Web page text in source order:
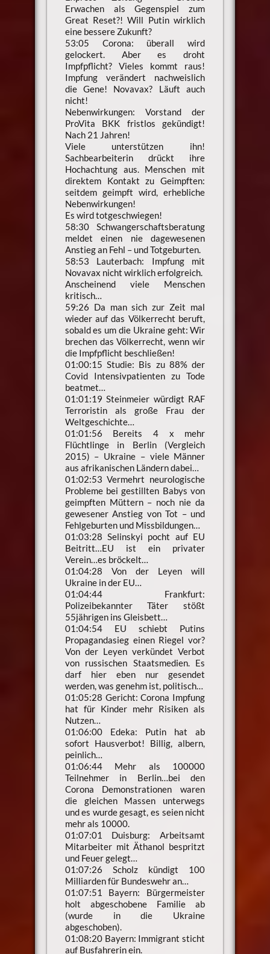
Erwachen als Gegenspiel zum
Great Reset?! Will Putin wirklich
eine bessere Zukunft?
53:05 Corona: überall wird
gelockert. Aber es droht
Impfpflicht? Vieles kommt raus!
Impfung verändert nachweislich
die Gene! Novavax? Läuft auch
nicht!
Nebenwirkungen: Vorstand der
ProVita BKK fristlos gekündigt!
Nach 21 Jahren!
Viele unterstützen ihn!
Sachbearbeiterin drückt ihre
Hochachtung aus. Menschen mit
direktem Kontakt zu Geimpften:
seitdem geimpft wird, erhebliche
Nebenwirkungen!
Es wird totgeschwiegen!
58:30 Schwangerschaftsberatung
meldet einen nie dagewesenen
Anstieg an Fehl – und Totgeburten.
58:53 Lauterbach: Impfung mit
Novavax nicht wirklich erfolgreich.
Anscheinend viele Menschen
kritisch…
59:26 Da man sich zur Zeit mal
wieder auf das Völkerrecht beruft,
sobald es um die Ukraine geht: Wir
brechen das Völkerrecht, wenn wir
die Impfpflicht beschließen!
01:00:15 Studie: Bis zu 88% der
Covid Intensivpatienten zu Tode
beatmet…
01:01:19 Steinmeier würdigt RAF
Terroristin als große Frau der
Weltgeschichte…
01:01:56 Bereits 4 x mehr
Flüchtlinge in Berlin (Vergleich
2015) – Ukraine – viele Männer
aus afrikanischen Ländern dabei…
01:02:53 Vermehrt neurologische
Probleme bei gestillten Babys von
geimpften Müttern – noch nie da
gewesener Anstieg von Tot – und
Fehlgeburten und Missbildungen…
01:03:28 Selinskyi pocht auf EU
Beitritt…EU ist ein privater
Verein…es bröckelt…
01:04:28 Von der Leyen will
Ukraine in der EU…
01:04:44 Frankfurt:
Polizeibekannter Täter stößt
55jährigen ins Gleisbett…
01:04:54 EU schiebt Putins
Propagandasieg einen Riegel vor?
Von der Leyen verkündet Verbot
von russischen Staatsmedien. Es
darf hier eben nur gesendet
werden, was genehm ist, politisch…
01:05:28 Gericht: Corona Impfung
hat für Kinder mehr Risiken als
Nutzen…
01:06:00 Edeka: Putin hat ab
sofort Hausverbot! Billig, albern,
peinlich…
01:06:44 Mehr als 100000
Teilnehmer in Berlin…bei den
Corona Demonstrationen waren
die gleichen Massen unterwegs
und es wurde gesagt, es seien nicht
mehr als 10000.
01:07:01 Duisburg: Arbeitsamt
Mitarbeiter mit Äthanol bespritzt
und Feuer gelegt…
01:07:26 Scholz kündigt 100
Milliarden für Bundeswehr an…
01:07:51 Bayern: Bürgermeister
holt abgeschobene Familie ab
(wurde in die Ukraine
abgeschoben).
01:08:20 Bayern: Immigrant sticht
auf Busfahrerin ein.